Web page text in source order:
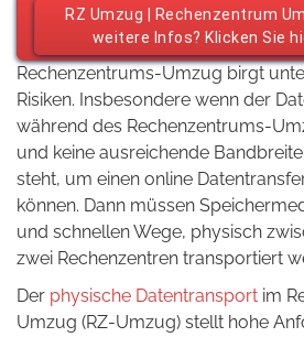
RZ Umzug | Rechenzentrum
weitere Infos? Klicken Sie
Rechenzentrums-Umzug birgt
Risiken. Insbesondere wenn der
während des Rechenzentrums-
und keine ausreichende
steht, um einen online
können. Dann müssen
und schnellen Wege, physisch
zwei Rechenzentren transportiert
Der physische Datentransport im
Umzug (RZ-Umzug) stellt hohe